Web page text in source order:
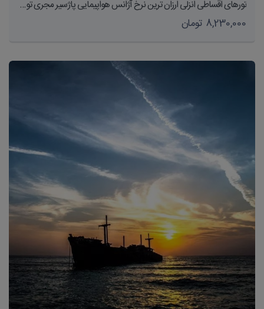
تورهای اقساطی انزلی ارزان ترین نرخ آژانس هواپیمایی پاژسیر مجری تورهای داخلی و خارجی اقساطی از مشهد
8,230,000 تومان